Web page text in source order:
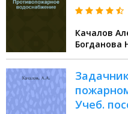
Качалов
Богданова
Учеб.